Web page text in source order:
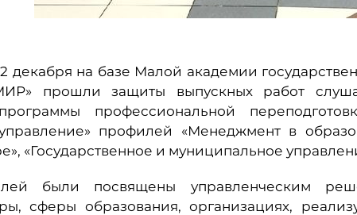
декабря на базе Малой академии
прошли защиты выпускных работ
профессиональной
профилей «Менеджмент в
«Государственное и муниципальное
были посвящены управленческим
сферы образования, организациях,